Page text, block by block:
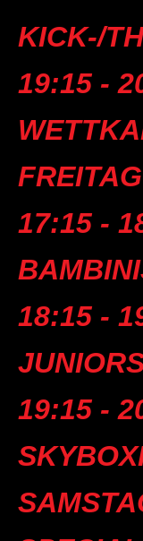
KICK-/
19:15 -
FREITAG
17:15 -
18:15 -
19:15 -